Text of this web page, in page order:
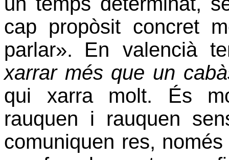
cap propòsit concret
parlar».
En valencià
xarrar més que un
qui xarra molt. És
rauquen i rauquen
comuniquen res,